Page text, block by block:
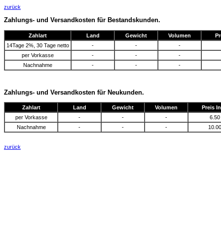
zurück
Zahlungs- und Versandkosten für Bestandskunden.
Zahlart Land Gewicht Volumen
14Tage 2%, 30 Tage netto
- -
-
per Vorkasse
- -
-
Nachnahme
- - -
Zahlungs- und Versandkosten für Neukunden.
Zahlart Land Gewicht Volumen
Preis
per Vorkasse
- - -
Nachnahme
- - -
zurück